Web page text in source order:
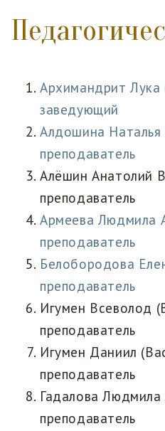
Архимандрит Лука
заведующий
Алдошина Наталья
преподаватель
Алёшин Анатолий
преподаватель
Армеева Людмила
преподаватель
Белобородова
преподаватель
Игумен Всеволод
преподаватель
Игумен Даниил
преподаватель
Гадалова Людмила
преподаватель